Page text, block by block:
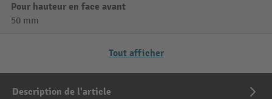
Pour hauteur en face avant
50 mm
Tout afficher
Description de l'article